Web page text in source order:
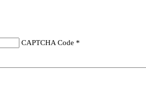
CAPTCHA Code *